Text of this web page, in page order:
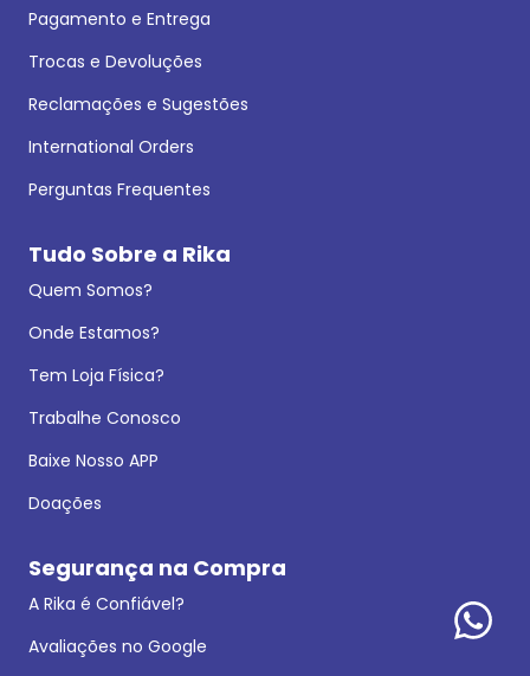
Pagamento e Entrega
Trocas e Devoluções
Reclamações e Sugestões
International Orders
Perguntas Frequentes
Tudo Sobre a Rika
Quem Somos?
Onde Estamos?
Tem Loja Física?
Trabalhe Conosco
Baixe Nosso APP
Doações
Segurança na Compra
A Rika é Confiável?
Avaliações no Google